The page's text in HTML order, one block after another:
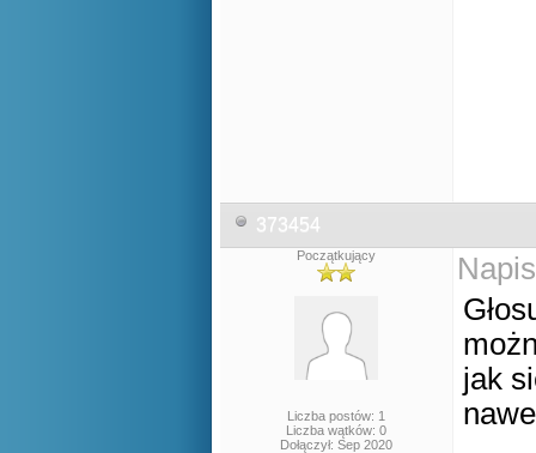
373454
Początkujący
Liczba postów: 1
Liczba wątków: 0
Dołączył: Sep 2020
jak